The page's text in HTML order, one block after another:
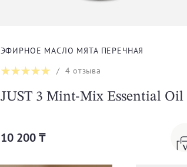
ЭФИРНОЕ МАСЛО МЯТА ПЕРЕЧНАЯ
/ 4 отзыва
JUST 3 Mint-Mix Essential Oil
10 200 ₸